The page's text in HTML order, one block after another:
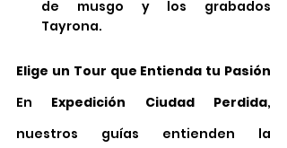
de musgo y los grabados
Tayrona.
Elige un Tour que Entienda tu Pasión
En Expedición Ciudad Perdida,
nuestros guías entienden la